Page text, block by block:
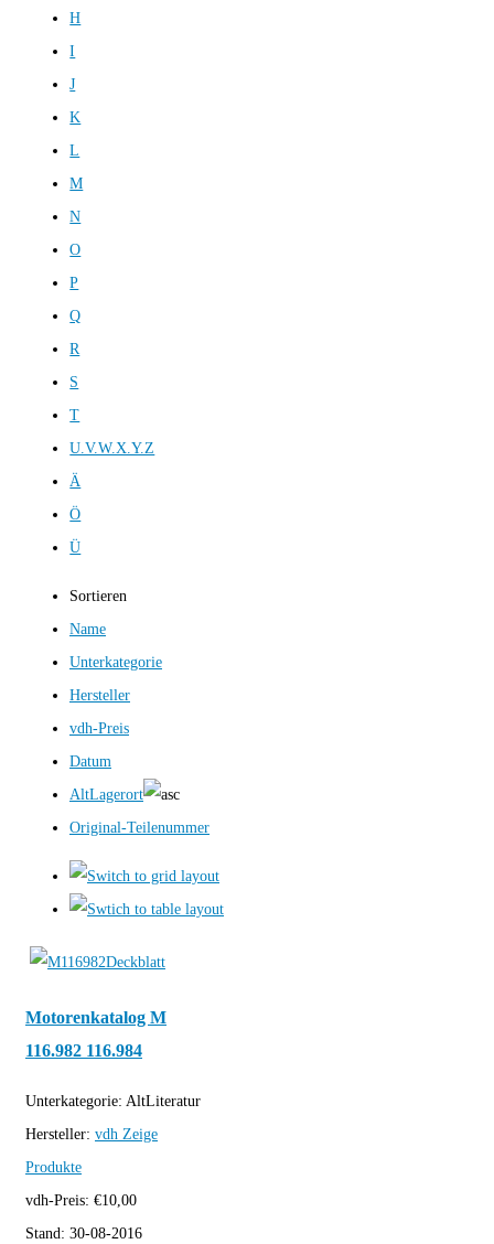
H
I
J
K
L
M
N
O
P
Q
R
S
T
U.V.W.X.Y.Z
Ä
Ö
Ü
Sortieren
Name
Unterkategorie
Hersteller
vdh-Preis
Datum
AltLagerort
Original-Teilenummer
Motorenkatalog M
116.982 116.984
Unterkategorie: AltLiteratur
Hersteller: vdh Zeige
Produkte
vdh-Preis: €10,00
Stand: 30-08-2016